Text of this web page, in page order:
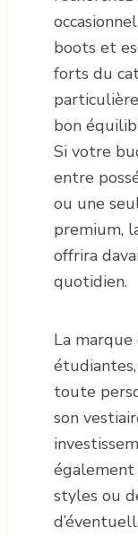
boots et
forts du
bon
Si votre
entre
ou une
premium,
offrira
quotidien.
La
toute
son
styles ou